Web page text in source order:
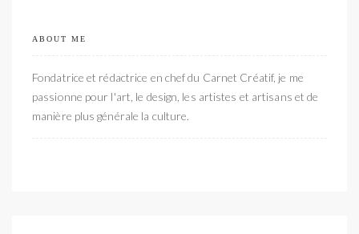
ABOUT ME
Fondatrice et rédactrice en chef du Carnet Créatif, je me
passionne pour l'art, le design, les artistes et artisans et de
manière plus générale la culture.